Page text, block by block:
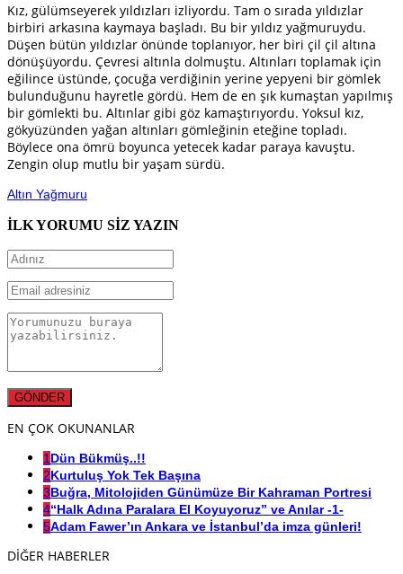
Kız, gülümseyerek yıldızları izliyordu. Tam o sırada yıldızlar
birbiri arkasına kaymaya başladı. Bu bir yıldız yağmuruydu.
Düşen bütün yıldızlar önünde toplanıyor, her biri çil çil altına
dönüşüyordu. Çevresi altınla dolmuştu. Altınları toplamak için
eğilince üstünde, çocuğa verdiğinin yerine yepyeni bir gömlek
bulunduğunu hayretle gördü. Hem de en şık kumaştan yapılmış
bir gömlekti bu. Altınlar gibi göz kamaştırıyordu. Yoksul kız,
gökyüzünden yağan altınları gömleğinin eteğine topladı.
Böylece ona ömrü boyunca yetecek kadar paraya kavuştu.
Zengin olup mutlu bir yaşam sürdü.
Altın Yağmuru
İLK YORUMU SİZ YAZIN
EN ÇOK OKUNANLAR
1 Dün Bükmüş..!!
2Kurtuluş Yok Tek Başına
3Buğra, Mitolojiden Günümüze Bir Kahraman Portresi
4“Halk Adına Paralara El Koyuyoruz” ve Anılar -1-
5Adam Fawer’ın Ankara ve İstanbul’da imza günleri!
DİĞER HABERLER